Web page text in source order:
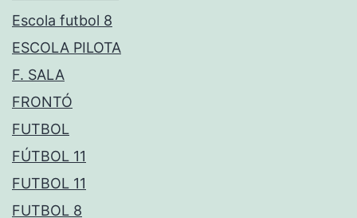
Escola futbol 8
ESCOLA PILOTA
F. SALA
FRONTÓ
FUTBOL
FÚTBOL 11
FUTBOL 11
FUTBOL 8